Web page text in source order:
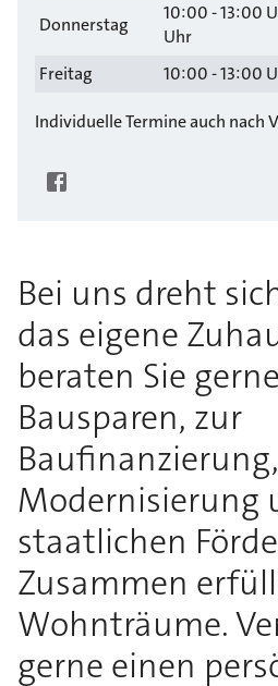
Donnerstag
10:00 - 13:00
Uhr
Freitag
10:00 - 13:00
Individuelle Termine auch nach
Bei uns dreht
das eigene
beraten Sie
Bausparen, zur
Modernisierung
staatlichen
Zusammen
Wohnträume.
gerne einen